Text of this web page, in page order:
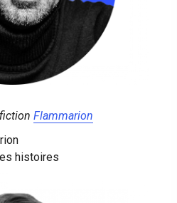
Flammarion
histoires